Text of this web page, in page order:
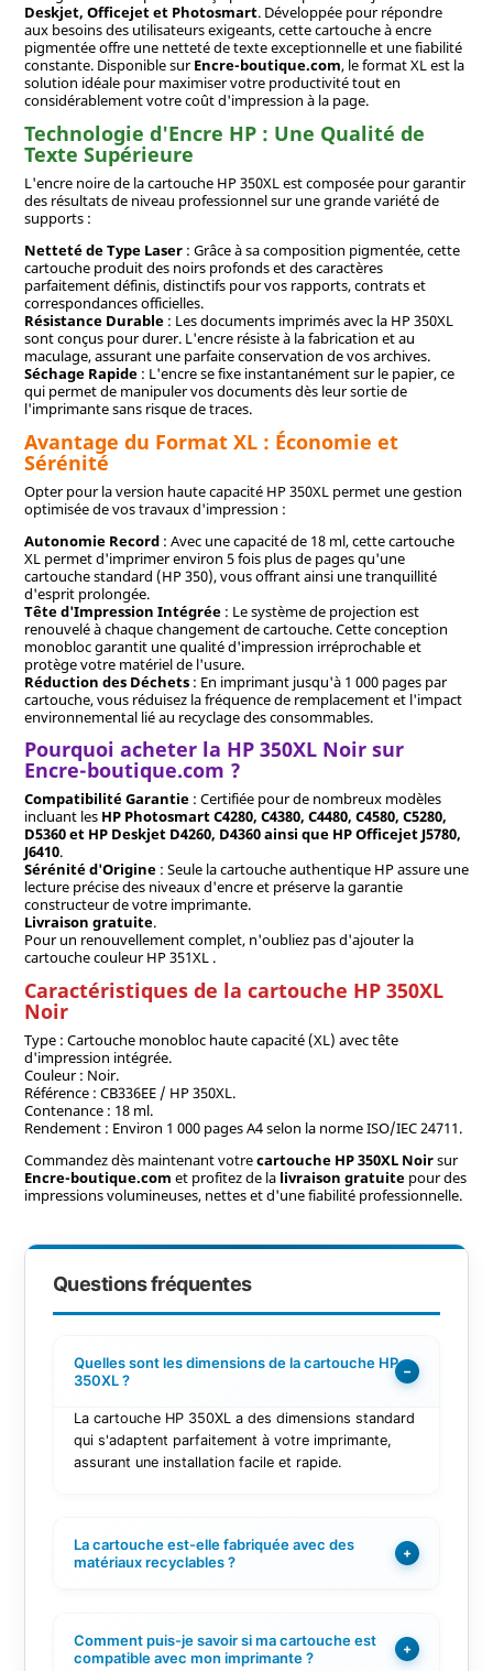
Deskjet, Officejet et Photosmart. Développée pour répondre
aux besoins des utilisateurs exigeants, cette cartouche à encre
pigmentée offre une netteté de texte exceptionnelle et une fiabilité
constante. Disponible surEncre-boutique.com, le format XL est la
solution idéale pour maximiser votre productivité tout en
considérablement votre coût d'impression à la page.
Technologie d'Encre HP : Une Qualité de
Texte Supérieure
L'encre noire de la cartouche HP 350XL est composée pour garantir
des résultats de niveau professionnel sur une grande variété de
supports :
Netteté de Type Laser: Grâce à sa composition pigmentée, cette
cartouche produit des noirs profonds et des caractères
parfaitement définis, distinctifs pour vos rapports, contrats et
correspondances officielles.
Résistance Durable: Les documents imprimés avec la HP 350XL
sont conçus pour durer. L'encre résiste à la fabrication et au
maculage, assurant une parfaite conservation de vos archives.
Séchage Rapide: L'encre se fixe instantanément sur le papier, ce
qui permet de manipuler vos documents dès leur sortie de
l'imprimante sans risque de traces.
Avantage du Format XL : Économie et
Sérénité
Opter pour la version haute capacité HP 350XL permet une gestion
optimisée de vos travaux d'impression :
Autonomie Record: Avec une capacité de 18 ml, cette cartouche
XL permet d'imprimer environ 5 fois plus de pages qu'une
cartouche standard (HP 350), vous offrant ainsi une tranquillité
d'esprit prolongée.
Tête d'Impression Intégrée: Le système de projection est
renouvelé à chaque changement de cartouche. Cette conception
monobloc garantit une qualité d'impression irréprochable et
protège votre matériel de l'usure.
Réduction des Déchets: En imprimant jusqu'à 1 000 pages par
cartouche, vous réduisez la fréquence de remplacement et l'impact
environnemental lié au recyclage des consommables.
Pourquoi acheter la HP 350XL Noir sur
Encre-boutique.com ?
Compatibilité Garantie: Certifiée pour de nombreux modèles
incluant les HP Photosmart C4280, C4380, C4480, C4580, C5280,
D5360 et HP Deskjet D4260, D4360 ainsi que HP Officejet J5780,
J6410.
Sérénité d'Origine: Seule la cartouche authentique HP assure une
lecture précise des niveaux d'encre et préserve la garantie
constructeur de votre imprimante.
Livraison gratuite.
Pour un renouvellement complet, n'oubliez pas d'ajouter la
cartouche couleur HP 351XL .
Caractéristiques de la cartouche HP 350XL
Noir
Type : Cartouche monobloc haute capacité (XL) avec tête
d'impression intégrée.
Couleur : Noir.
Référence : CB336EE / HP 350XL.
Contenance : 18 ml.
Rendement : Environ 1 000 pages A4 selon la norme ISO/IEC 24711.
Commandez dès maintenant votrecartouche HP 350XL Noirsur
Encre-boutique.com et profitez de la livraison gratuitepour des
impressions volumineuses, nettes et d'une fiabilité professionnelle.
Questions fréquentes
Quelles sont les dimensions de la cartouche HP
350XL ?
−
La cartouche HP 350XL a des dimensions standard
qui s'adaptent parfaitement à votre imprimante,
assurant une installation facile et rapide.
La cartouche est-elle fabriquée avec des
matériaux recyclables ?
+
Comment puis-je savoir si ma cartouche est
compatible avec mon imprimante ?
+